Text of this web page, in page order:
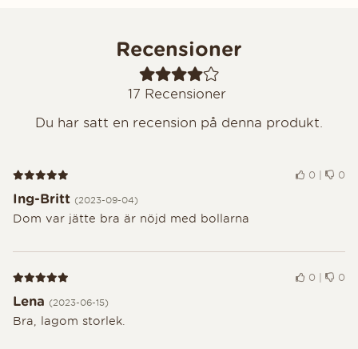
Recensioner
17 Recensioner
Du har satt en recension på denna produkt.
Recension 5 av 5 0 | 0
Ing-Britt (2023-09-04)
Dom var jätte bra är nöjd med bollarna
Recension 5 av 5 0 | 0
Lena (2023-06-15)
Bra, lagom storlek.